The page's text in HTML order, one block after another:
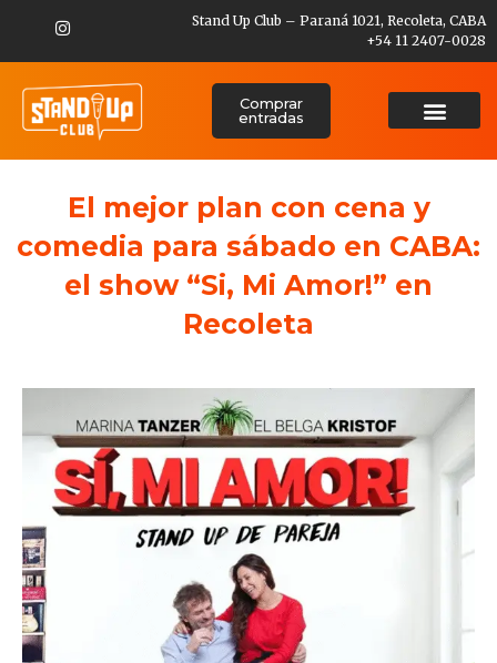
Stand Up Club – Paraná 1021, Recoleta, CABA
+54 11 2407-0028
Comprar
entradas
El mejor plan con cena y
comedia para sábado en CABA:
el show “Si, Mi Amor!” en
Recoleta